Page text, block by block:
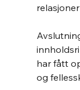
har fått
og